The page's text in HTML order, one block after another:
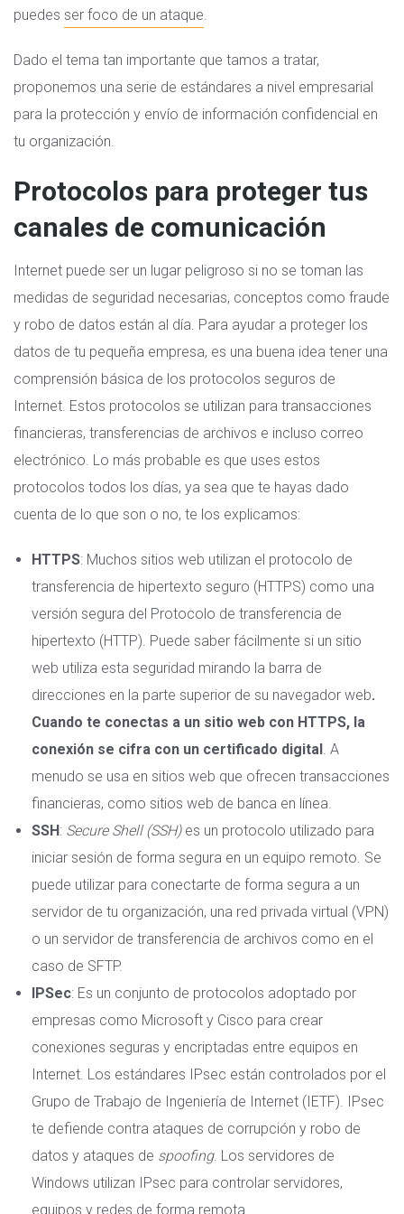
puedes ser foco de un ataque
Dado el tema tan importante que tamos a tratar,
proponemos una serie de estándares a nivel empresarial
para la protección y envío de información confidencial en
tu organización.
Protocolos para proteger tus
canales de comunicación
Internet puede ser un lugar peligroso si no se toman las
medidas de seguridad necesarias, conceptos como fraude
y robo de datos están al día. Para ayudar a proteger los
datos de tu pequeña empresa, es una buena idea tener una
comprensión básica de los protocolos seguros de
Internet. Estos protocolos se utilizan para transacciones
financieras, transferencias de archivos e incluso correo
electrónico. Lo más probable es que uses estos
protocolos todos los días, ya sea que te hayas dado
cuenta de lo que son o no, te los explicamos:
HTTPS: Muchos sitios web utilizan el protocolo de
transferencia de hipertexto seguro (HTTPS) como una
versión segura del Protocolo de transferencia de
hipertexto (HTTP). Puede saber fácilmente si un sitio
web utiliza esta seguridad mirando la barra de
direcciones en la parte superior de su navegador web.
Cuando te conectas a un sitio web con HTTPS, la
conexión se cifra con un certificado digital. A
menudo se usa en sitios web que ofrecen transacciones
financieras, como sitios web de banca en línea.
SSH: Secure Shell (SSH)es un protocolo utilizado para
iniciar sesión de forma segura en un equipo remoto. Se
puede utilizar para conectarte de forma segura a un
servidor de tu organización, una red privada virtual (VPN)
o un servidor de transferencia de archivos como en el
caso de SFTP.
IPSec: Es un conjunto de protocolos adoptado por
empresas como Microsoft y Cisco para crear
conexiones seguras y encriptadas entre equipos en
Internet. Los estándares IPsec están controlados por el
Grupo de Trabajo de Ingeniería de Internet (IETF). IPsec
te defiende contra ataques de corrupción y robo de
datos y ataques de spoofing. Los servidores de
Windows utilizan IPsec para controlar servidores,
equipos y redes de forma remota.